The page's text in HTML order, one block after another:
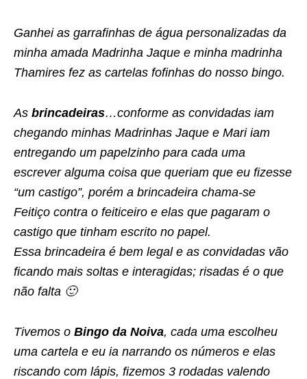
Ganhei as garrafinhas de água personalizadas da
minha amada Madrinha Jaque e minha madrinha
Thamires fez as cartelas fofinhas do nosso bingo.
As brincadeiras…conforme as convidadas iam
chegando minhas Madrinhas Jaque e Mari iam
entregando um papelzinho para cada uma
escrever alguma coisa que queriam que eu fizesse
“um castigo”, porém a brincadeira chama-se
Feitiço contra o feiticeiro e elas que pagaram o
castigo que tinham escrito no papel.
Essa brincadeira é bem legal e as convidadas vão
ficando mais soltas e interagidas; risadas é o que
não falta 🙂
Tivemos o Bingo da Noiva, cada uma escolheu
uma cartela e eu ia narrando os números e elas
riscando com lápis, fizemos 3 rodadas valendo